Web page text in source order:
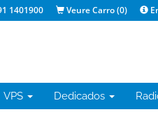
1401900 Veure Carro (0)
VPS Dedicados